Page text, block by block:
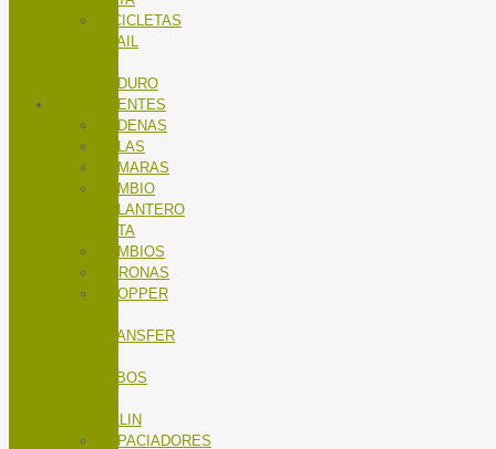
BICICLETAS
TRAIL
ENDURO
COMPONENTES
CADENAS
CALAS
CÁMARAS
CAMBIO
DELANTERO
RUTA
CAMBIOS
CORONAS
DROPPER
TRANSFER
TUBOS
SILLIN
ESPACIADORES